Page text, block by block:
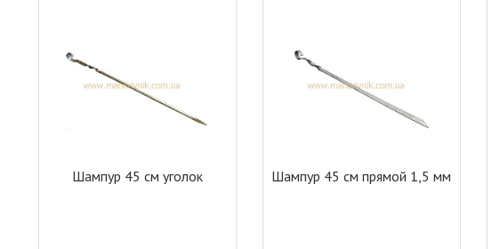
Шампур 45 см уголок Шампур 45 см прямой 1,5 мм